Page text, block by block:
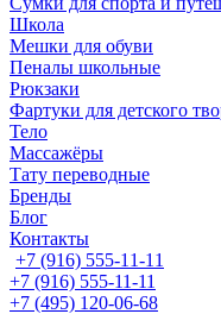
Школа
Мешки для обуви
Пеналы школьные
Рюкзаки
Фартуки для детского
Тело
Массажёры
Тату переводные
Бренды
Блог
Контакты
+7 (916) 555-11-11
+7 (916) 555-11-11
+7 (495) 120-06-68